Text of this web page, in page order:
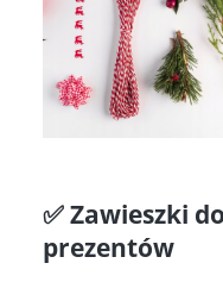
✅ Zawieszki do
prezentów